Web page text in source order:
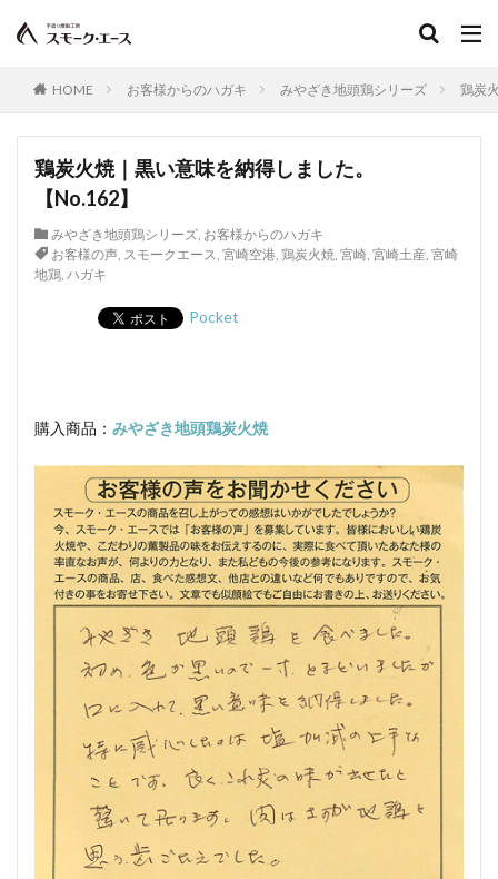
HOME お客様からのハガキ みやざき地頭鶏シリーズ 鶏炭
鶏炭火焼｜黒い意味を納得しました。
【No.162】
みやざき地頭鶏シリーズ, お客様からのハガキ
お客様の声, スモークエース, 宮崎空港, 鶏炭火焼, 宮崎, 宮崎土産, 宮崎
地鶏, ハガキ
Pocket
購入商品： みやざき地頭鶏炭火焼